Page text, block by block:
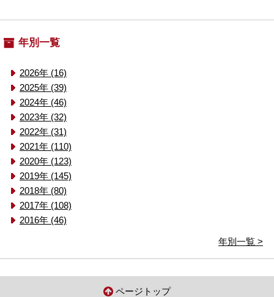
年別一覧
2026年 (16)
2025年 (39)
2024年 (46)
2023年 (32)
2022年 (31)
2021年 (110)
2020年 (123)
2019年 (145)
2018年 (80)
2017年 (108)
2016年 (46)
年別一覧 >
ページトップ